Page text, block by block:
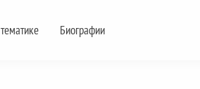
Биографии